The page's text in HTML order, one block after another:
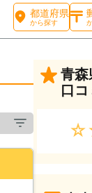
都道府県
から探す
青森
口